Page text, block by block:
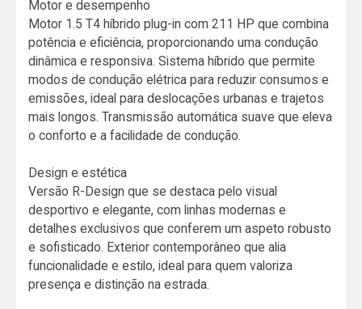
Motor e desempenho
Motor 1.5 T4 híbrido plug-in com 211 HP que combina
potência e eficiência, proporcionando uma condução
dinâmica e responsiva. Sistema híbrido que permite
modos de condução elétrica para reduzir consumos e
emissões, ideal para deslocações urbanas e trajetos
mais longos. Transmissão automática suave que eleva
o conforto e a facilidade de condução.
Design e estética
Versão R-Design que se destaca pelo visual
desportivo e elegante, com linhas modernas e
detalhes exclusivos que conferem um aspeto robusto
e sofisticado. Exterior contemporâneo que alia
funcionalidade e estilo, ideal para quem valoriza
presença e distinção na estrada.